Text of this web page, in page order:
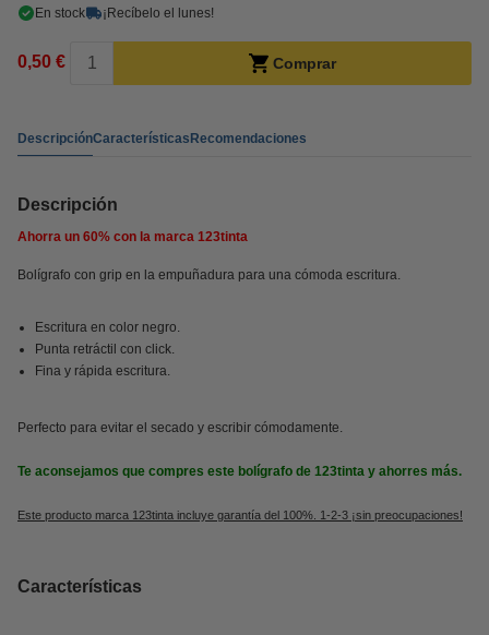
En stock
¡Recíbelo el lunes!
0,50 € Comprar
DescripciónCaracterísticasRecomendaciones
Descripción
Ahorra un 60% con la marca 123tinta
Bolígrafo con grip en la empuñadura para una cómoda escritura.
Escritura en color negro.
Punta retráctil con click.
Fina y rápida escritura.
Perfecto para evitar el secado y escribir cómodamente.
Te aconsejamos que compres este bolígrafo de 123tinta y ahorres más.
Este producto marca 123tinta incluye garantía del 100%. 1-2-3 ¡sin preocupaciones!
Características